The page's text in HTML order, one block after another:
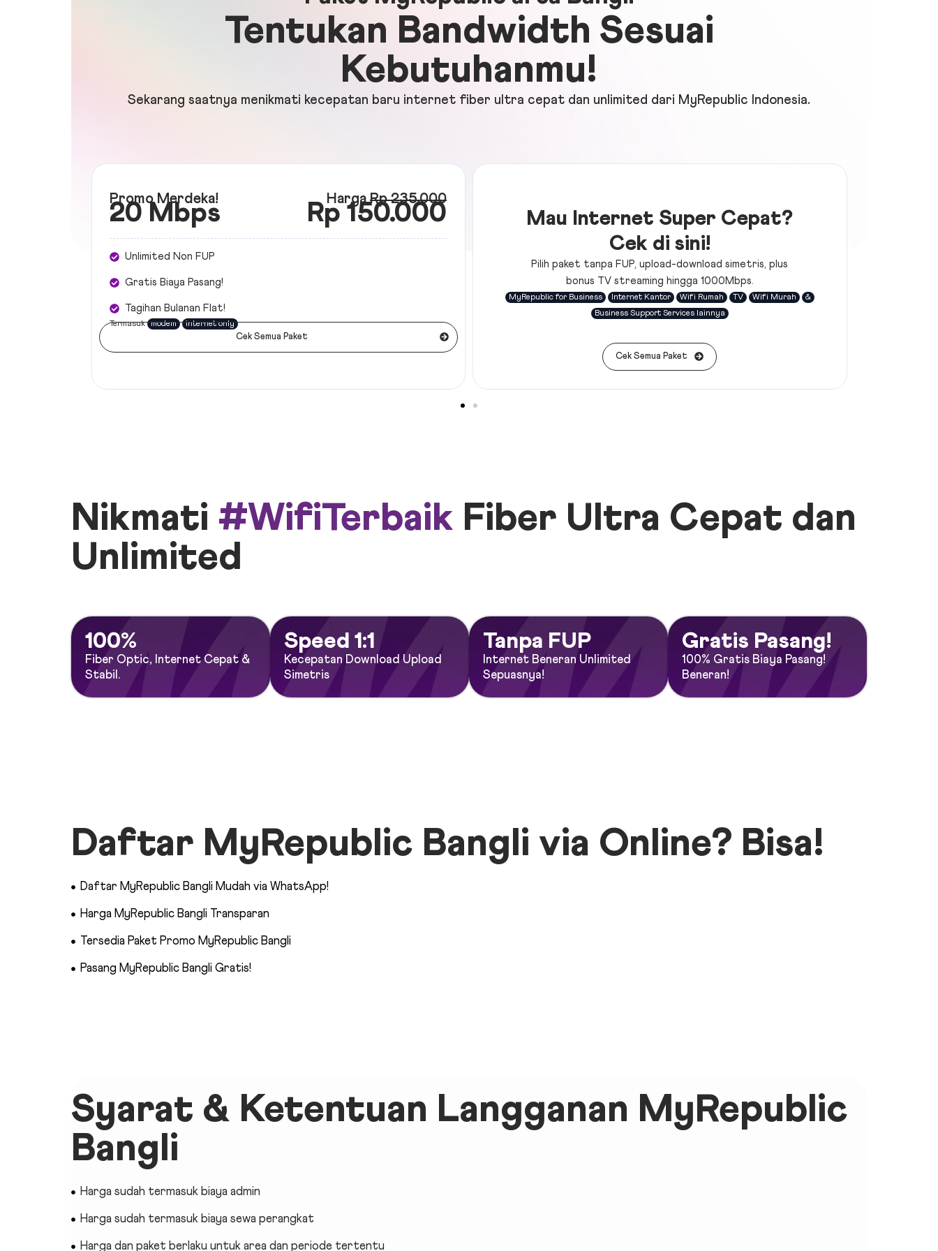
Tentukan Bandwidth Sesuai
Kebutuhanmu!
Sekarang saatnya menikmati kecepatan baru internet fiber ultra cepat dan unlimited dari MyRepublic Indonesia.
Promo Merdeka!
20 Mbps
HargaRp 235.000
Rp 150.000
Unlimited Non FUP
Gratis Biaya Pasang!
Tagihan Bulanan Flat!
Termasuk modem internet only
Cek Semua Paket
Mau Internet Super Cepat?
Cek di sini!
Pilih paket tanpa FUP, upload-download simetris, plus
bonus TV streaming hingga 1000Mbps.
MyRepublic for Business Internet Kantor Wifi Rumah TV Wifi Murah
&
Business Support Services lainnya
Cek Semua Paket
Nikmati #WifiTerbaik Fiber Ultra Cepat dan
Unlimited
100%
Fiber Optic, Internet Cepat &
Stabil.
Speed 1:1
Kecepatan Download Upload
Simetris
Tanpa FUP
Internet Beneran Unlimited
Sepuasnya!
Gratis Pasang!
100% Gratis Biaya Pasang!
Beneran!
Daftar MyRepublic Bangli via Online? Bisa!
Daftar MyRepublic Bangli Mudah via WhatsApp!
Harga MyRepublic Bangli Transparan
Tersedia Paket Promo MyRepublic Bangli
Pasang MyRepublic Bangli Gratis!
Syarat & Ketentuan Langganan MyRepublic
Bangli
Harga sudah termasuk biaya admin
Harga sudah termasuk biaya sewa perangkat
Harga dan paket berlaku untuk area dan periode tertentu